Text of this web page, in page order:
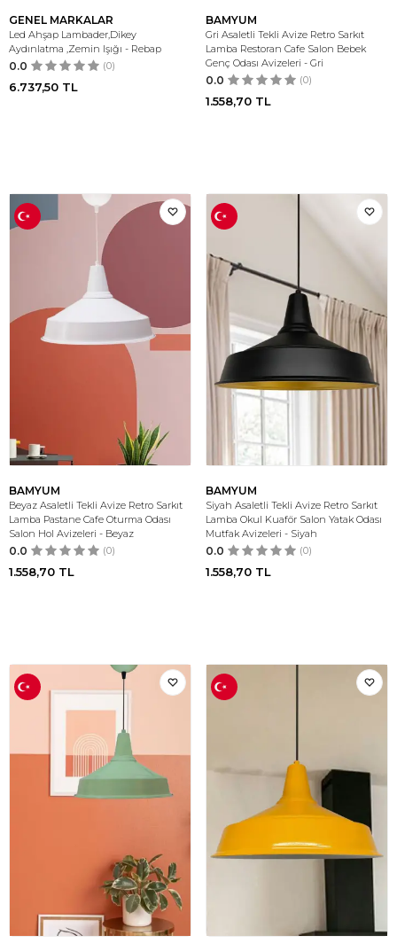
GENEL MARKALAR
Led Ahşap Lambader,Dikey
Aydınlatma ,Zemin Işığı - Rebap
0.0 (0)
6.737,50 TL
BAMYUM
Gri Asaletli Tekli Avize Retro Sarkıt
Lamba Restoran Cafe Salon Bebek
Genç Odası Avizeleri - Gri
0.0 (0)
1.558,70 TL
BAMYUM
Beyaz Asaletli Tekli Avize Retro Sarkıt
Lamba Pastane Cafe Oturma Odası
Salon Hol Avizeleri - Beyaz
0.0 (0)
1.558,70 TL
BAMYUM
Siyah Asaletli Tekli Avize Retro Sarkıt
Lamba Okul Kuaför Salon Yatak Odası
Mutfak Avizeleri - Siyah
0.0 (0)
1.558,70 TL